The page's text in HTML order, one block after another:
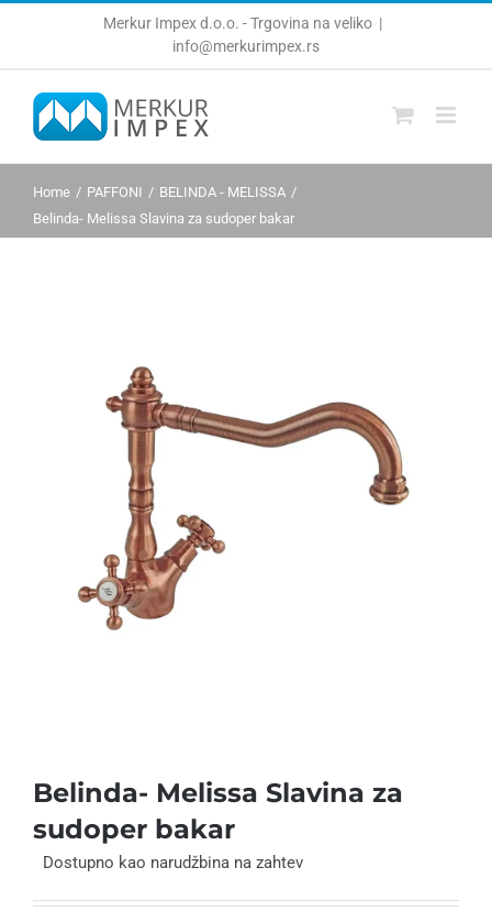
Merkur Impex d.o.o. - Trgovina na veliko |
info@merkurimpex.rs
Home PAFFONI
BELINDA - MELISSA
Belinda- Melissa Slavina za sudoper bakar
Belinda- Melissa Slavina za
sudoper bakar
Dostupno kao narudžbina na zahtev